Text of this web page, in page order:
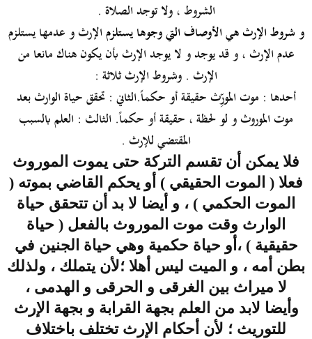
الشروط ، ولا توجد الصلاة .
و شروط الإرث هي الأوصاف التي وجوها يستلزمالإرث و عدمها يستلزم
عدم الإرث ، و قد يوجد و لا يوجد الإرث بأن يكون هناك مانعا من
الإرث . وشروط الإرث ثلاثة :
أحدها : موت المورِّث حقيقة أو حكماً.الثاني : تحقق حياة الوارث بعد
موت الموروث و لو لحظة ، حقيقة أو حكماً. الثالث : العلم بالسبب
المقتضي للإرث .
فلا يمكن أن تقسم التركة حتى يموت الموروث
فعلا ( الموت الحقيقي ) أو يحكم القاضي بموته (
الموت الحكمي ) ، و أيضا لا بد أن تتحقق حياة
الوارث وقت موت الموروث بالفعل ( حياة
حقيقية ) ،أو حياة حكمية وهي حياة الجنين في
بطن أمه ، و الميت ليس أهلا ؛لأن يتملك ، ولذلك
لا ميراث بين الغرقى و الحرقى و الهدمى ،
وأيضا لابد من العلم بجهة القرابة و بجهة الإرث
للتوريث ؛ لأن أحكام الإرث تختلف باختلاف